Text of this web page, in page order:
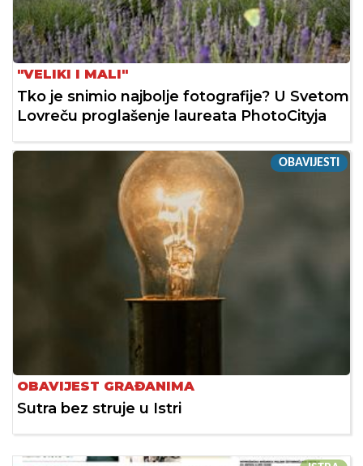
"VELIKI I MALI"
Tko je snimio najbolje fotografije? U Svetom
Lovreču proglašenje laureata PhotoCityja
OBAVIJESTI
OBAVIJEST GRAĐANIMA
Sutra bez struje u Istri